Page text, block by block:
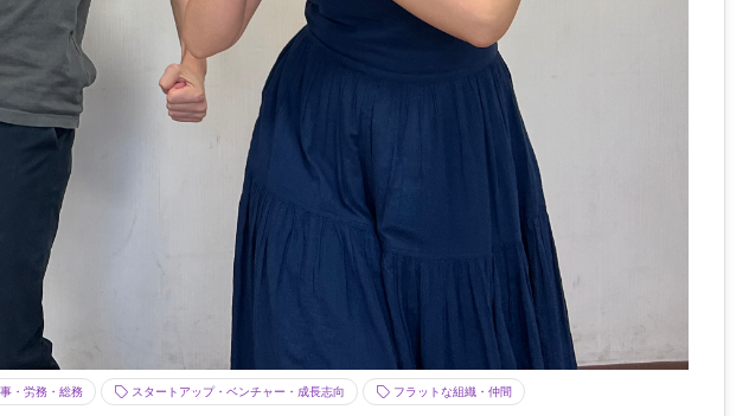
事・労務・総務 スタートアップ・ベンチャー・成長志向 フラットな組織・仲間